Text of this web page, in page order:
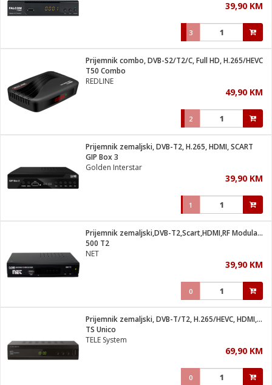
pribor
Vitrine
/ Zdravlje
i kutije
39,90 KM
3
Prijemnik combo, DVB-S2/T2/C, Full HD, H.265/HEVC
T50 Combo
REDLINE
49,90 KM
2
Prijemnik zemaljski, DVB-T2, H.265, HDMI, SCART
GIP Box 3
Golden Interstar
39,90 KM
1
Prijemnik zemaljski,DVB-T2,Scart,HDMI,RF Modulator, displey
500 T2
NET
39,90 KM
0
Prijemnik zemaljski, DVB-T/T2, H.265/HEVC, HDMI,Scart
TS Unico
TELE System
69,90 KM
0